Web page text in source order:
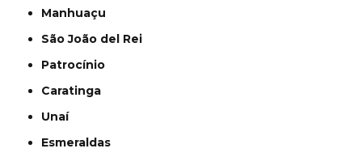
Manhuaçu
São João del Rei
Patrocínio
Caratinga
Unaí
Esmeraldas